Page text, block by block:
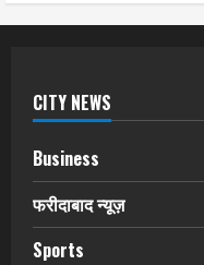
CITY NEWS
Business
फरीदाबाद न्यूज़
Sports